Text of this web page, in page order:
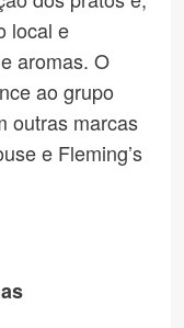
local e
aromas. O
ao grupo
outras marcas
e Fleming’s